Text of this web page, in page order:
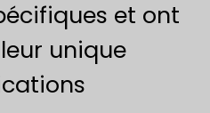
et ont
unique